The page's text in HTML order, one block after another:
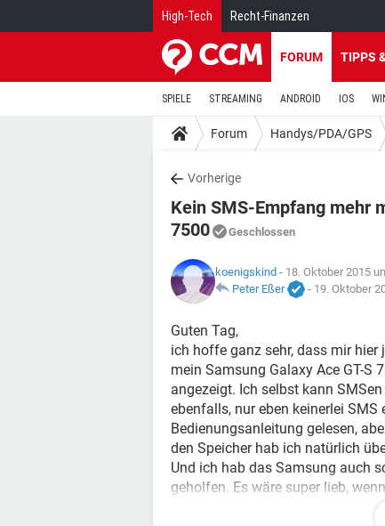
High-Tech Recht-Finanzen
FORUM TIPPS
SPIELE STREAMING ANDROID IOS
Forum Handys/PDA/GPS
Vorherige
Kein SMS-Empfang mehr
7500
Geschlossen
koenigskind - 18. Oktober 2015
Peter Eßer
- 19. Oktober
Guten Tag,
ich hoffe ganz sehr, dass mir
mein Samsung Galaxy Ace GT-S
angezeigt. Ich selbst kann
ebenfalls, nur eben keinerlei
Bedienungsanleitung gelesen,
den Speicher hab ich natürlich
Und ich hab das Samsung auch
geholfen. Es wäre super lieb,